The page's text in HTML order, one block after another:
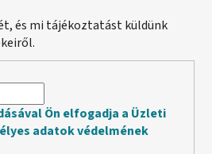
és mi tájékoztatást küldünk
Ön elfogadja a Üzleti
adatok védelmének